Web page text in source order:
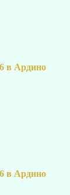
в Ардино
в Ардино